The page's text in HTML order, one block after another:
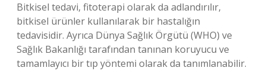
Bitkisel tedavi, fitoterapi olarak da adlandırılır,
bitkisel ürünler kullanılarak bir hastalığın
tedavisidir. Ayrıca Dünya Sağlık Örgütü (WHO) ve
Sağlık Bakanlığı tarafından tanınan koruyucu ve
tamamlayıcı bir tıp yöntemi olarak da tanımlanabilir.